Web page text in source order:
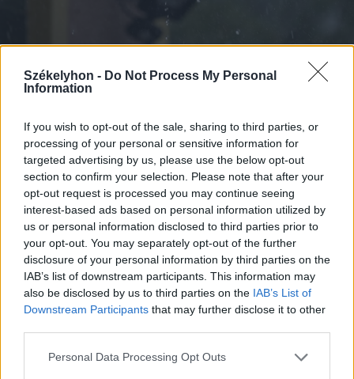
Székelyhon - Do Not Process My Personal
Information
If you wish to opt-out of the sale, sharing to third parties, or
processing of your personal or sensitive information for
targeted advertising by us, please use the below opt-out
section to confirm your selection. Please note that after your
opt-out request is processed you may continue seeing
interest-based ads based on personal information utilized by
us or personal information disclosed to third parties prior to
your opt-out. You may separately opt-out of the further
disclosure of your personal information by third parties on the
IAB’s list of downstream participants. This information may
also be disclosed by us to third parties on the IAB’s List of
Downstream Participants that may further disclose it to other
Personal Data Processing Opt Outs
2026. augusztus 07., péntek
székelyföldi megyékben